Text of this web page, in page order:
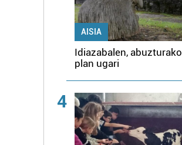
AISIA
Idiazabalen, abuzturako
plan ugari
4